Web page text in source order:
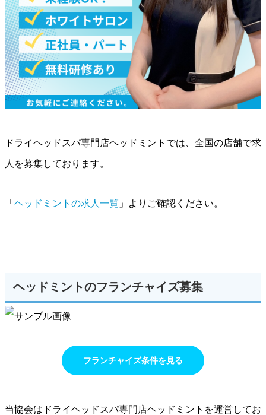
ドライヘッドスパ専門店ヘッドミントでは、全国の店舗で求
人を募集しております。
「 ヘッドミントの求人一覧 」よりご確認ください。
ヘッドミントのフランチャイズ募集
フランチャイズ条件を見る
当協会はドライヘッドスパ専門店ヘッドミントを運営してお